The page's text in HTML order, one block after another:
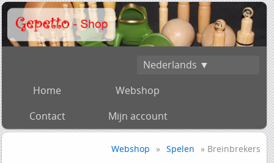
Nederlands ▼
Home
Webshop
Contact
Mijn account
Webshop » Spelen » Breinbrekers